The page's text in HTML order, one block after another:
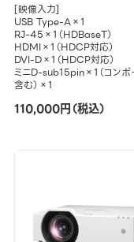
[映像入力]
USB Type-A×1
RJ-45×1（HDBaseT）
HDMI×1（HDCP対応）
DVI-D×1（HDCP対応）
ミニD-sub15pin×1（コンポ
含む）×1
110,000円（税込）